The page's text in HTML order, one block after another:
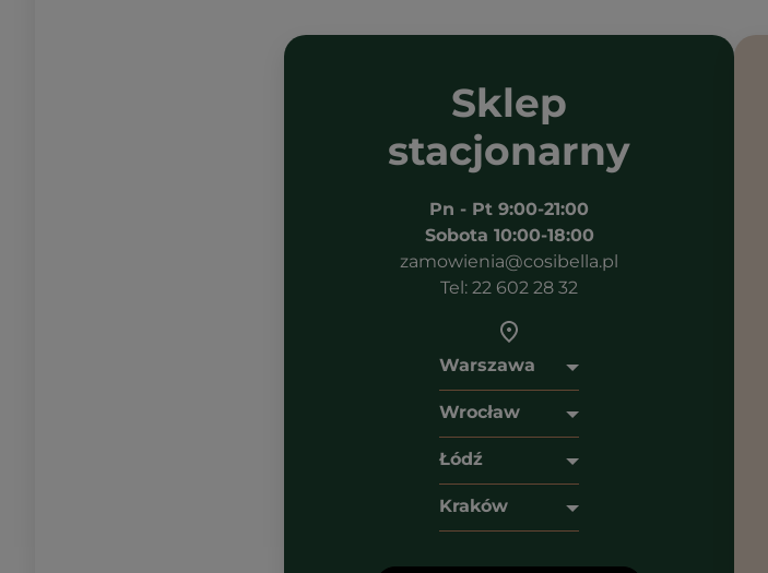
Sklep
stacjonarny
Pn - Pt 9:00-21:00
Sobota 10:00-18:00
zamowienia@cosibella.pl
Tel: 22 602 28 32
Warszawa
Wrocław
Łódź
Kraków